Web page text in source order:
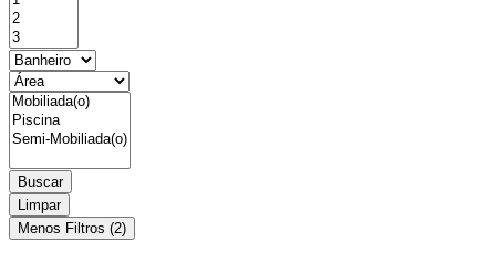
Buscar
Limpar
Menos Filtros (2)